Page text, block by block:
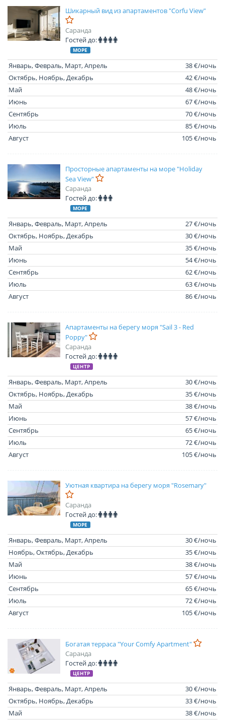
Шикарный вид из апартаментов "Corfu View"
Саранда
Гостей до:
МОРЕ
Январь, Февраль, Март, Апрель
38 €/ночь
Октябрь, Ноябрь, Декабрь
42 €/ночь
Май
48 €/ночь
Июнь
67 €/ночь
Сентябрь
70 €/ночь
Июль
85 €/ночь
Август
105 €/ночь
Просторные апартаменты на море "Holiday
Sea View"
Саранда
Гостей до:
МОРЕ
Январь, Февраль, Март, Апрель
27 €/ночь
Октябрь, Ноябрь, Декабрь
30 €/ночь
Май
35 €/ночь
Июнь
54 €/ночь
Сентябрь
62 €/ночь
Июль
63 €/ночь
Август
86 €/ночь
Апартаменты на берегу моря "Sail 3 - Red
Poppy"
Саранда
Гостей до:
ЦЕНТР
Январь, Февраль, Март, Апрель
30 €/ночь
Октябрь, Ноябрь, Декабрь
35 €/ночь
Май
38 €/ночь
Июнь
57 €/ночь
Сентябрь
65 €/ночь
Июль
72 €/ночь
Август
105 €/ночь
Уютная квартира на берегу моря "Rosemary"
Саранда
Гостей до:
МОРЕ
Январь, Февраль, Март, Апрель
30 €/ночь
Ноябрь, Октябрь, Декабрь
35 €/ночь
Май
38 €/ночь
Июнь
57 €/ночь
Сентябрь
65 €/ночь
Июль
72 €/ночь
Август
105 €/ночь
Богатая терраса "Your Comfy Apartment"
Саранда
Гостей до:
ЦЕНТР
Январь, Февраль, Март, Апрель
30 €/ночь
Октябрь, Ноябрь, Декабрь
33 €/ночь
Май
38 €/ночь